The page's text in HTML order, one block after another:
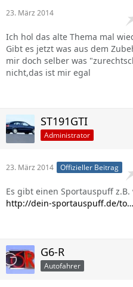
23. März 2014
Ich hol das alte Thema mal
Gibt es jetzt was aus dem
mir doch selber was
nicht,das ist mir egal
ST191GTI
Administrator
23. März 2014 Offizieller Beitrag
Es gibt einen Sportauspuff z.B.
http://dein-sportauspuff.de/
G6-R
Autofahrer